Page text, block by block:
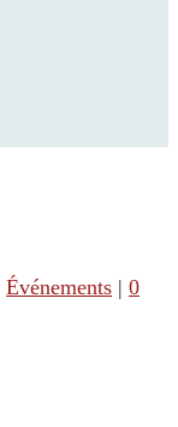
Événements | 0